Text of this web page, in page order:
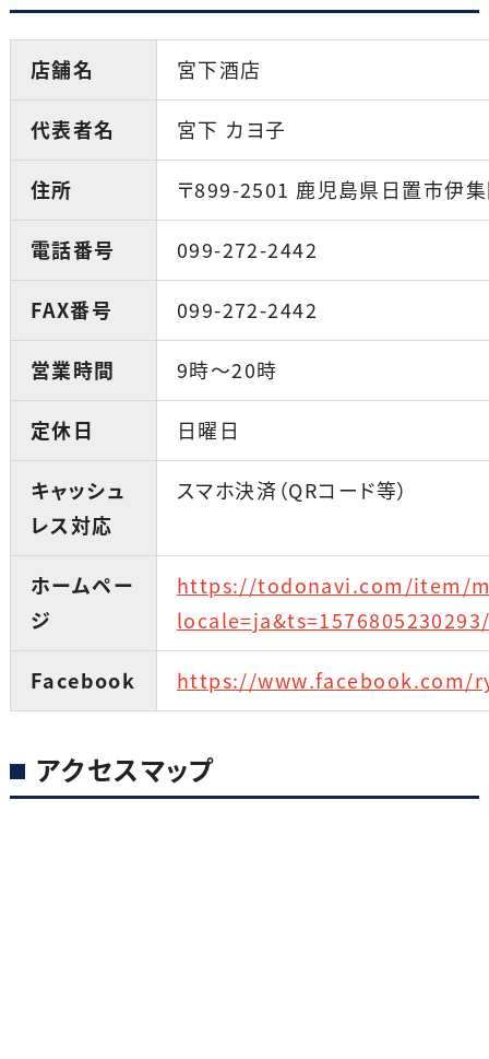
店舗名 宮下酒店
代表者名 宮下 カヨ子
住所 〒899-2501 鹿児島県日置市伊
電話番号 099-272-2442
FAX番号 099-272-2442
営業時間 9時〜20時
定休日 日曜日
キャッシュ
レス対応
スマホ決済（QRコード等）
ホームペー
ジ
https://todonavi.com/item/
Facebook https://www.facebook.com/
アクセスマップ